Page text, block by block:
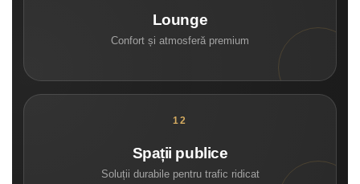
Lounge
Confort și atmosferă premium
Spații publice
Soluții durabile pentru trafic ridicat